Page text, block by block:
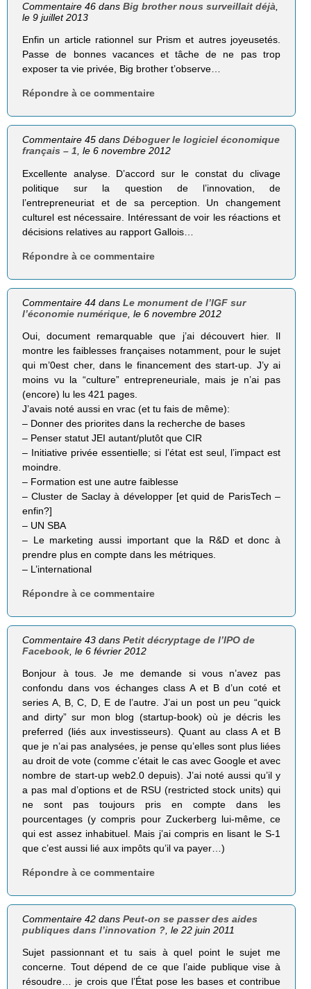
Commentaire 46 dansBig brother nous surveillait déjà
le 9 juillet 2013
Enfin un article rationnel sur Prism et autres joyeusetés.
Passe de bonnes vacances et tâche de ne pas trop
exposer ta vie privée, Big brother t’observe…
Répondre à ce commentaire
Commentaire 45 dansDéboguer le logiciel économique
français – 1, le 6 novembre 2012
Excellente analyse. D’accord sur le constat du clivage
politique sur la question de l’innovation, de
l’entrepreneuriat et de sa perception. Un changement
culturel est nécessaire. Intéressant de voir les réactions et
décisions relatives au rapport Gallois…
Répondre à ce commentaire
Commentaire 44 dansLe monument de l’IGF sur
l’économie numérique , le 6 novembre 2012
Oui, document remarquable que j’ai découvert hier. Il
montre les faiblesses françaises notamment, pour le sujet
qui m’0est cher, dans le financement des start-up. J’y ai
moins vu la “culture” entrepreneuriale, mais je n’ai pas
(encore) lu les 421 pages.
J’avais noté aussi en vrac (et tu fais de même):
– Donner des priorites dans la recherche de bases
– Penser statut JEI autant/plutôt que CIR
– Initiative privée essentielle; si l’état est seul, l’impact est
moindre.
– Formation est une autre faiblesse
– Cluster de Saclay à développer [et quid de ParisTech –
enfin?]
– UN SBA
– Le marketing aussi important que la R&D et donc à
prendre plus en compte dans les métriques.
– L’international
Répondre à ce commentaire
Commentaire 43 dansPetit décryptage de l’IPO de
Facebook , le 6 février 2012
Bonjour à tous. Je me demande si vous n’avez pas
confondu dans vos échanges class A et B d’un coté et
series A, B, C, D, E de l’autre. J’ai un post un peu “quick
and dirty” sur mon blog (startup-book) où je décris les
preferred (liés aux investisseurs). Quant au class A et B
que je n’ai pas analysées, je pense qu’elles sont plus liées
au droit de vote (comme c’était le cas avec Google et avec
nombre de start-up web2.0 depuis). J’ai noté aussi qu’il y
a pas mal d’options et de RSU (restricted stock units) qui
ne sont pas toujours pris en compte dans les
pourcentages (y compris pour Zuckerberg lui-même, ce
qui est assez inhabituel. Mais j’ai compris en lisant le S-1
que c’est aussi lié aux impôts qu’il va payer…)
Répondre à ce commentaire
Commentaire 42 dansPeut-on se passer des aides
publiques dans l’innovation ? , le 22 juin 2011
Sujet passionnant et tu sais à quel point le sujet me
concerne. Tout dépend de ce que l’aide publique vise à
résoudre… je crois que l’État pose les bases et contribue